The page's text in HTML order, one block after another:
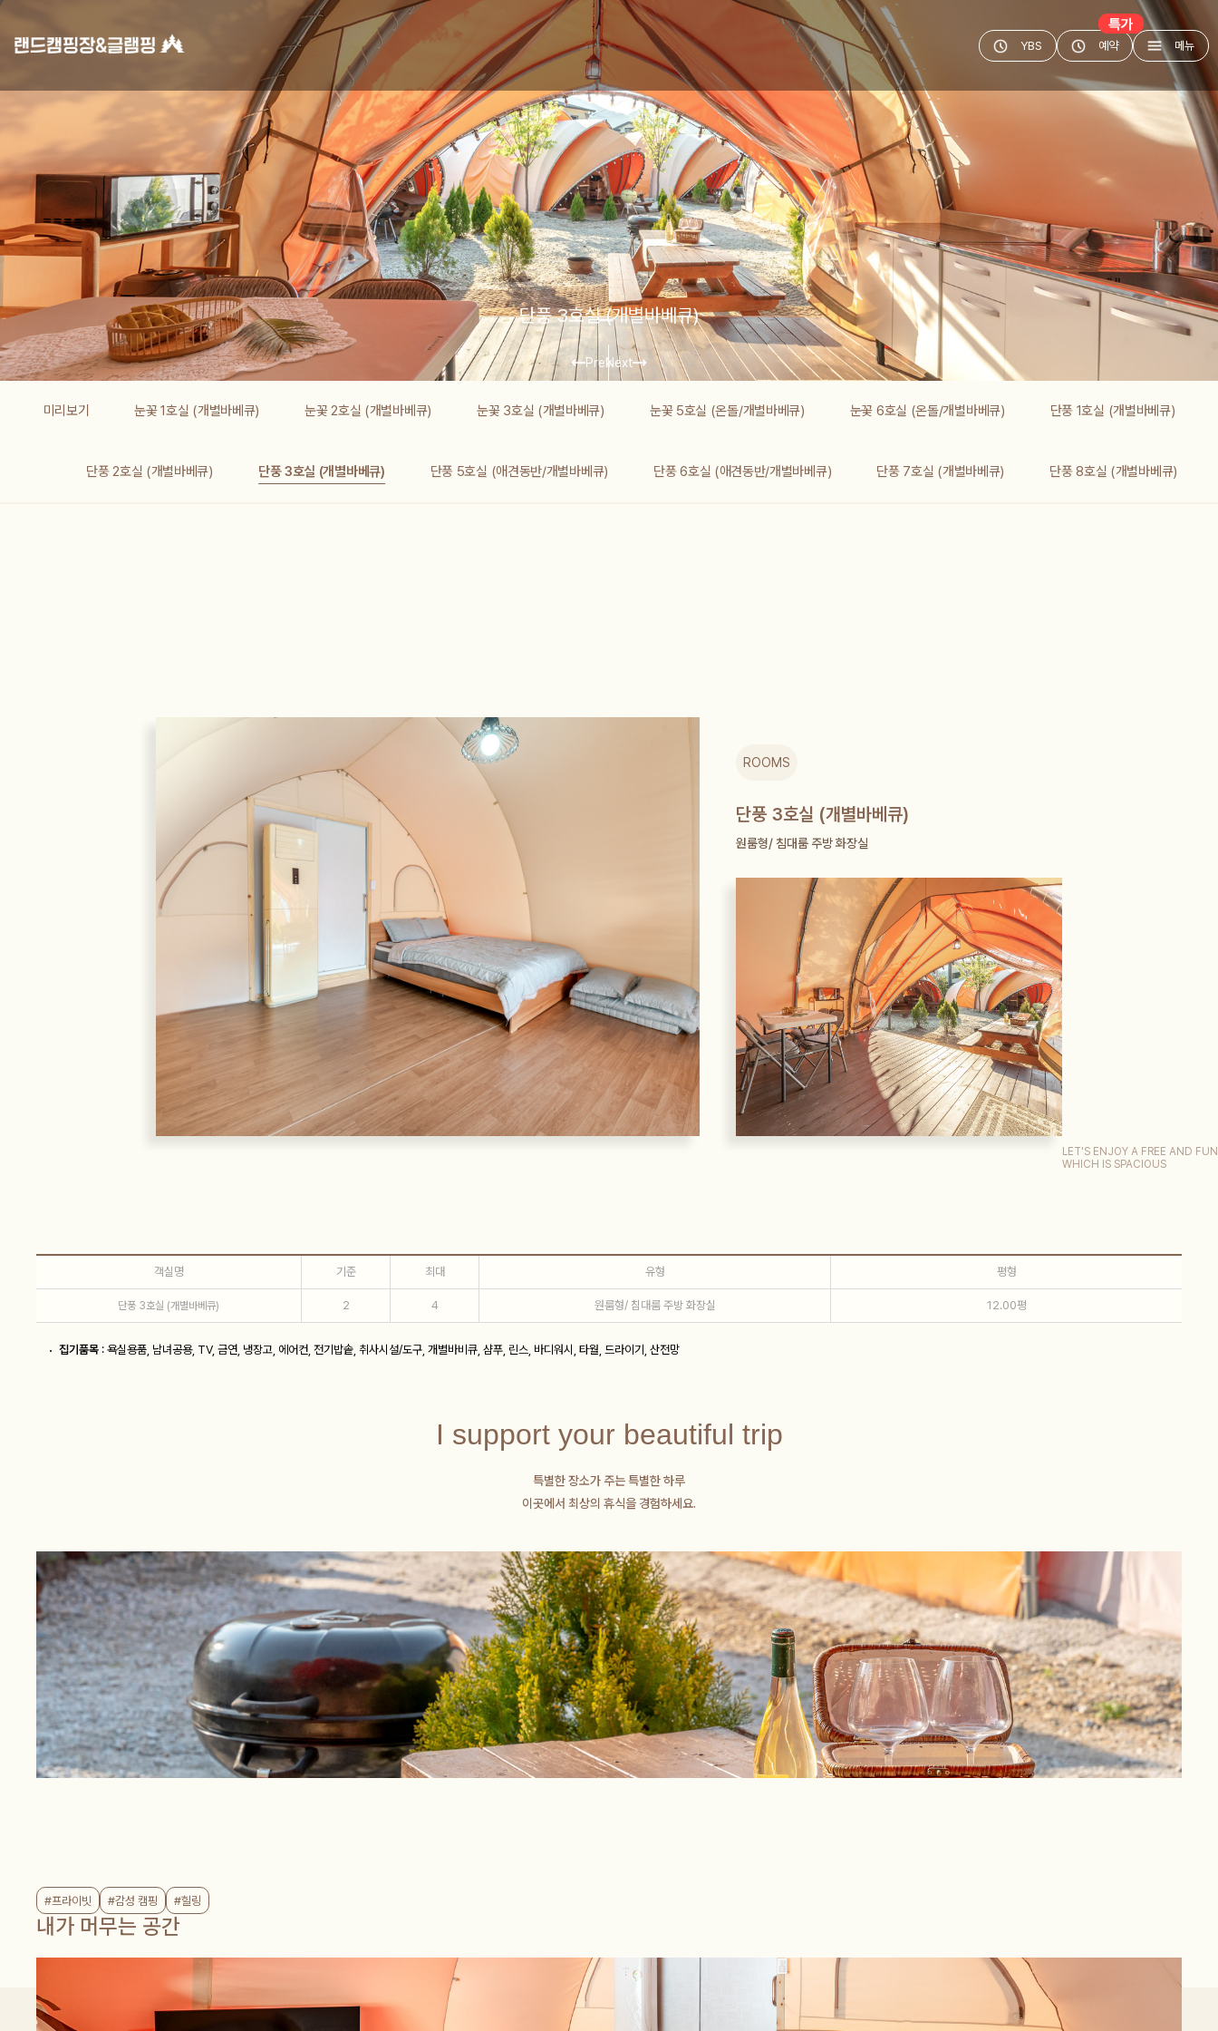
YBS 예약 메뉴
PrevNext
단풍 3호실 (개별바베큐)
미리보기 눈꽃 1호실 (개별바베큐) 눈꽃 2호실 (개별바베큐) 눈꽃 3호실 (개별바베큐) 눈꽃 5호실 (온돌/개별바베큐) 눈꽃 6호실 (온돌/개별바베큐) 단풍 1호실 (개별바베큐)
단풍 2호실 (개별바베큐) 단풍 3호실 (개별바베큐) 단풍 5호실 (애견동반/개별바베큐) 단풍 6호실 (애견동반/개별바베큐) 단풍 7호실 (개별바베큐) 단풍 8호실 (개별바베큐)
ROOMS
단풍 3호실 (개별바베큐)
원룸형/ 침대룸 주방 화장실
LET'S ENJOY A FREE AND
WHICH IS SPACIOUS
객실명 기준 최대 유형 평형
단풍 3호실 (개별바베큐) 2 4 원룸형/ 침대룸 주방 화장실 12.00평
집기품목 : 욕실용품, 남녀공용, TV, 금연, 냉장고, 에어컨, 전기밥솥, 취사시설/도구, 개별바비큐, 샴푸, 린스, 바디워시, 타월, 드라이기, 산전망
I support your beautiful trip
특별한 장소가 주는 특별한 하루
이곳에서 최상의 휴식을 경험하세요.
#프라이빗 #감성 캠핑 #힐링
내가 머무는 공간